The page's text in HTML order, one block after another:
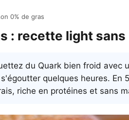
0% de gras
: recette light
du Quark bien froid avec
quelques heures. En
riche en protéines et sans